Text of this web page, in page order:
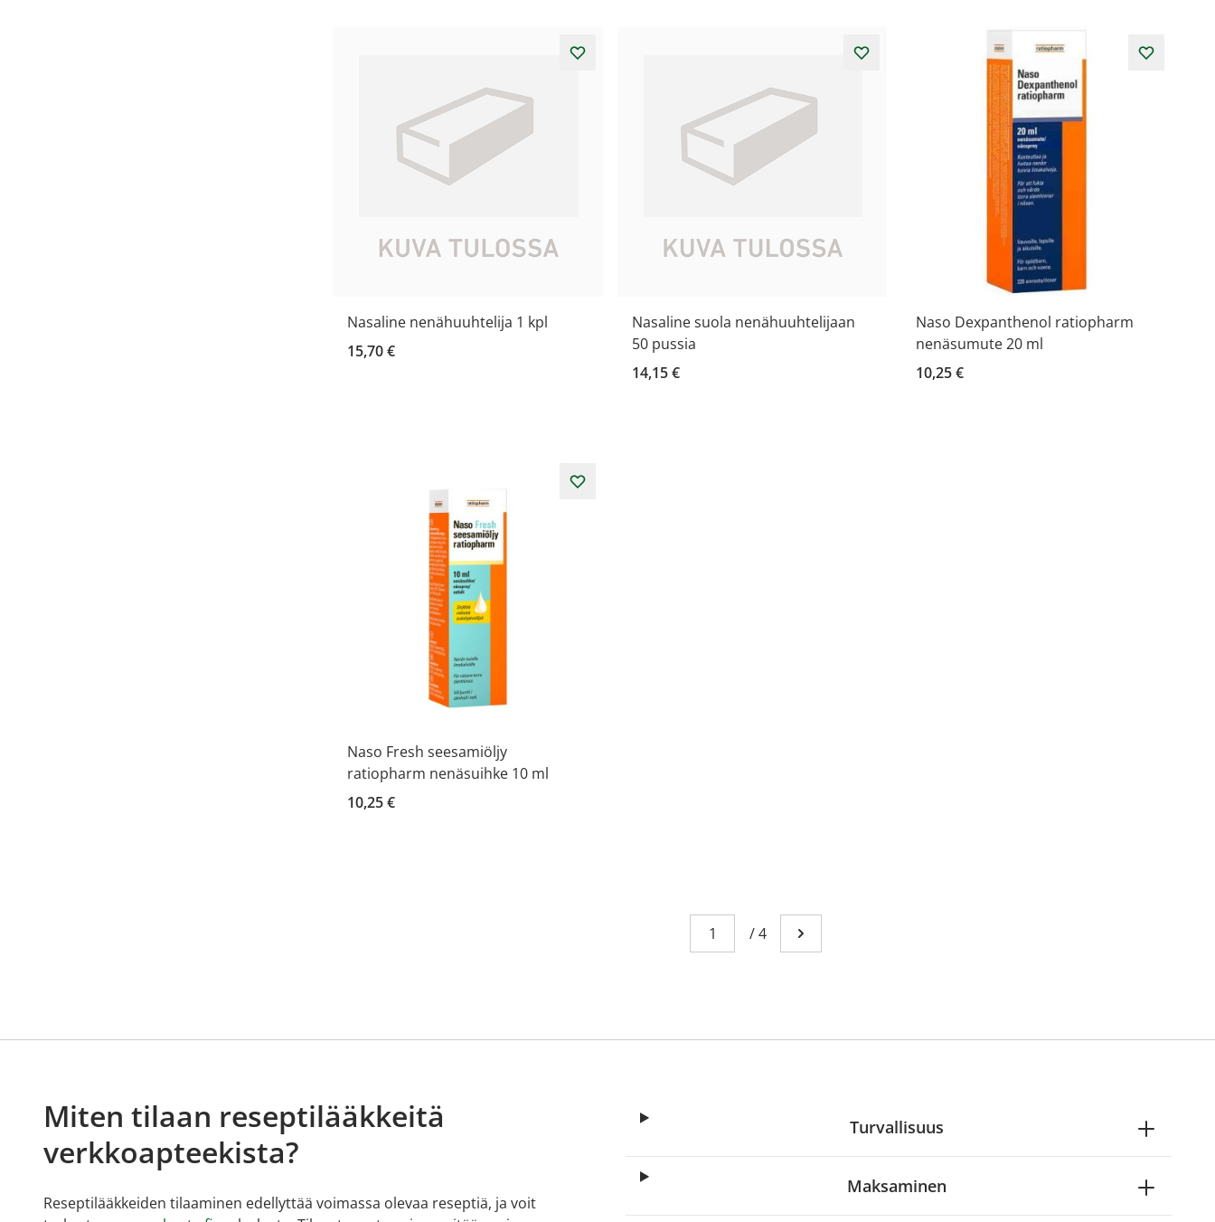
Nasaline nenähuuhtelija 1 kpl
15,70 €
Nasaline suola nenähuuhtelijaan
50 pussia
14,15 €
Naso Dexpanthenol ratiopharm
nenäsumute 20 ml
10,25 €
Naso Fresh seesamiöljy
ratiopharm nenäsuihke 10 ml
10,25 €
Sivu
You're currently reading page 1
/4 Mene seuraavalle sivulle
Miten tilaan reseptilääkkeitä
verkkoapteekista?
Reseptilääkkeiden tilaaminen edellyttää voimassa olevaa reseptiä, ja voit
Turvallisuus
Maksaminen